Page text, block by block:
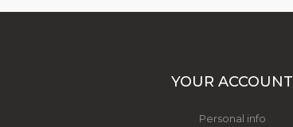
YOUR ACCOUNT
Personal info